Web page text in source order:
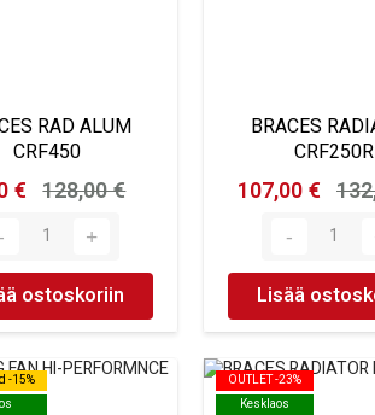
RAD ALUM
CRF450
€ 128,00 €
ostoskoriin
BRACES
CRF250R
107,00 €
Lisää
-15%
-15%
OUTLET -23%
Kesklaos
OUTLET -23%
Kesklaos